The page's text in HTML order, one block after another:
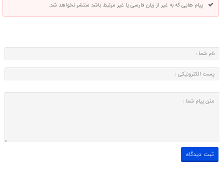
پیام هایی که به غیر از زبان فارسی یا غیر مرتبط باشد منتشر نخواهد شد.